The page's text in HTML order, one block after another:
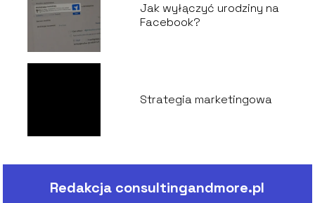
Jak wyłączyć urodziny na
Facebook?
Strategia marketingowa
Redakcja consultingandmore.pl